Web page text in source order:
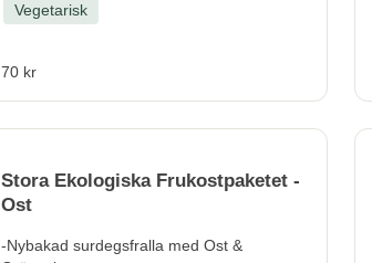
Vegetarisk
70 kr
Stora Ekologiska Frukostpaketet -
Ost
-Nybakad surdegsfralla med Ost &